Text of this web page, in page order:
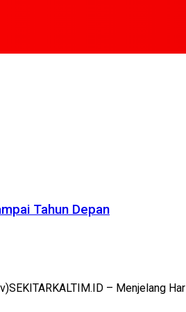
Tahun Depan
– Menjelang